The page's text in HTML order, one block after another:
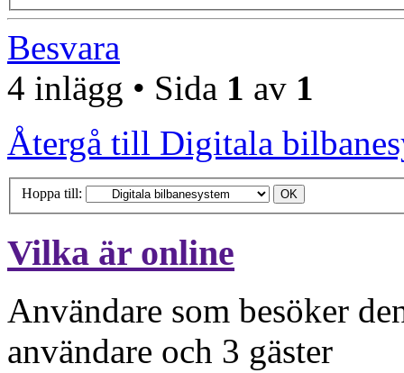
Besvara
4 inlägg • Sida 1 av 1
Återgå till Digitala
Hoppa till:
Vilka är online
Användare som besöker
användare och 3 gäster